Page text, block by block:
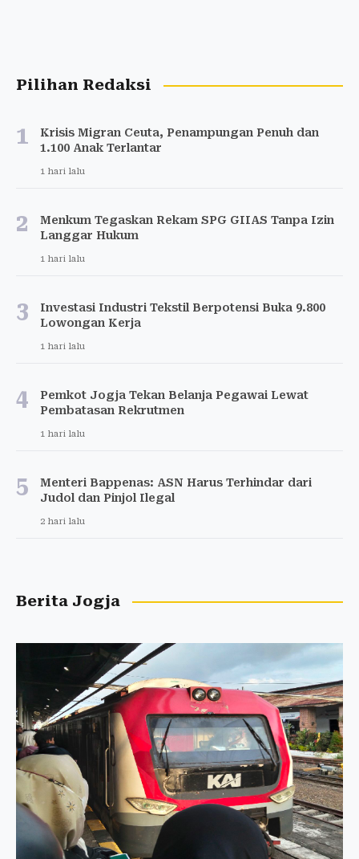
Pilihan Redaksi
1
Krisis Migran Ceuta, Penampungan Penuh dan
1.100 Anak Terlantar
1 hari lalu
2
Menkum Tegaskan Rekam SPG GIIAS Tanpa Izin
Langgar Hukum
1 hari lalu
3
Investasi Industri Tekstil Berpotensi Buka 9.800
Lowongan Kerja
1 hari lalu
4
Pemkot Jogja Tekan Belanja Pegawai Lewat
Pembatasan Rekrutmen
1 hari lalu
5
Menteri Bappenas: ASN Harus Terhindar dari
Judol dan Pinjol Ilegal
2 hari lalu
Berita Jogja